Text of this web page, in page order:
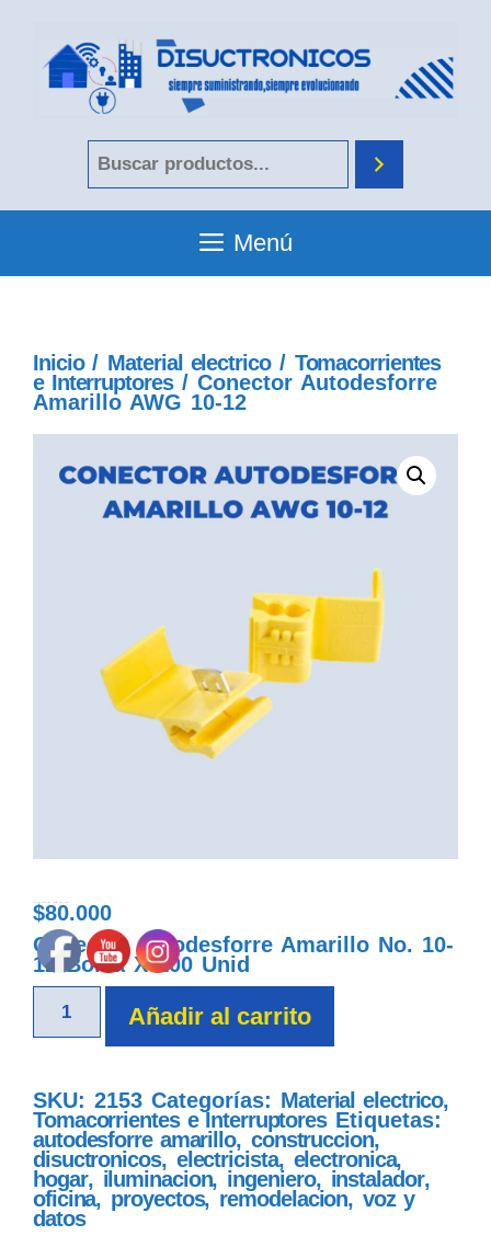
Menú
Inicio/ Material electrico/ Tomacorrientes
e Interruptores/ Conector Autodesforre
Amarillo AWG 10-12
$80.000
Conector Autodesforre Amarillo No. 10-
12 Bolsa X 100 Unid
Añadir al carrito
SKU: 2153 Categorías: Material electrico,
Tomacorrientes e Interruptores Etiquetas:
autodesforre amarillo, construccion,
disuctronicos, electricista, electronica,
hogar, iluminacion, ingeniero, instalador,
oficina, proyectos, remodelacion,voz y
datos